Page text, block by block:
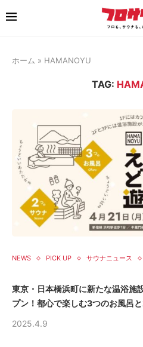
ホーム » HAMANOYU
TAG:
NEWS PICK UP サウナニュース
東京・日本橋浜町に新たな温浴施
プン！都心で楽しむ3つのお風呂
2025.4.9